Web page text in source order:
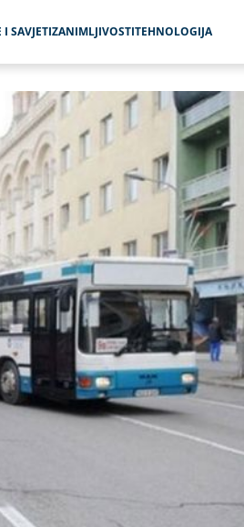
I SAVJETIZANIMLJIVOSTITEHNOLOGIJA